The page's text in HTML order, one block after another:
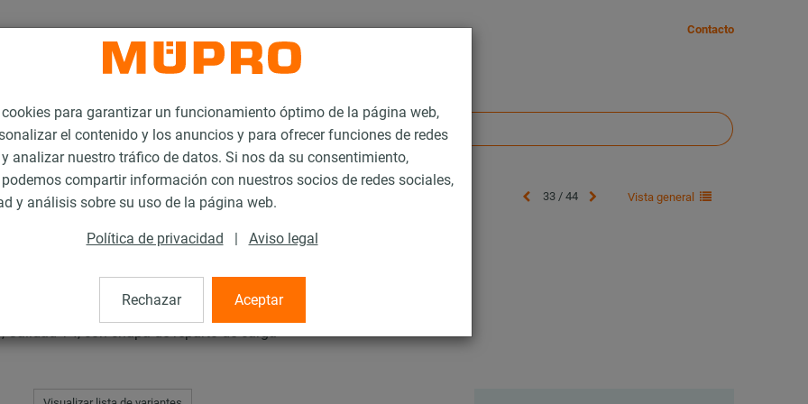
para garantizar un funcionamiento óptimo de la página web,
el contenido y los anuncios y para ofrecer funciones de redes
analizar nuestro tráfico de datos. Si nos da su consentimiento,
compartir información con nuestros socios de redes sociales,
y análisis sobre su uso de la página web.
Política de privacidad | Aviso legal
Rechazar Aceptar
Contacto
de espuma de vidrio 33 / 44 Vista general
de vidrio
T4, con chapa de reparto de carga